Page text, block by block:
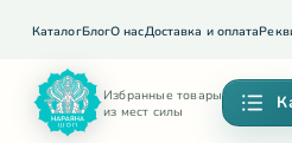
КаталогБлогО насДоставка и оплата
Избранные товары
из мест силы